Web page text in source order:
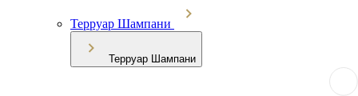
Терруар Шампани
Терруар Шампани